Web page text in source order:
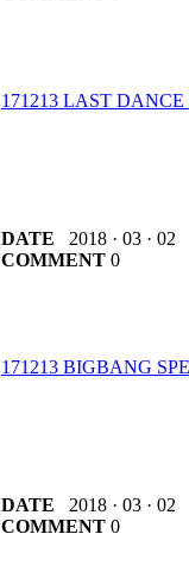
171213 LAST
DATE 2018 · 03 · 02
COMMENT 0
171213 BIGBANG
DATE 2018 · 03 · 02
COMMENT 0